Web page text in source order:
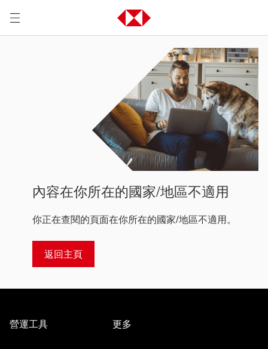
內容在你所在的國家/地區不適用
你正在查閱的頁面在你所在的國家/地區不適用。
返回主頁
營運工具 更多